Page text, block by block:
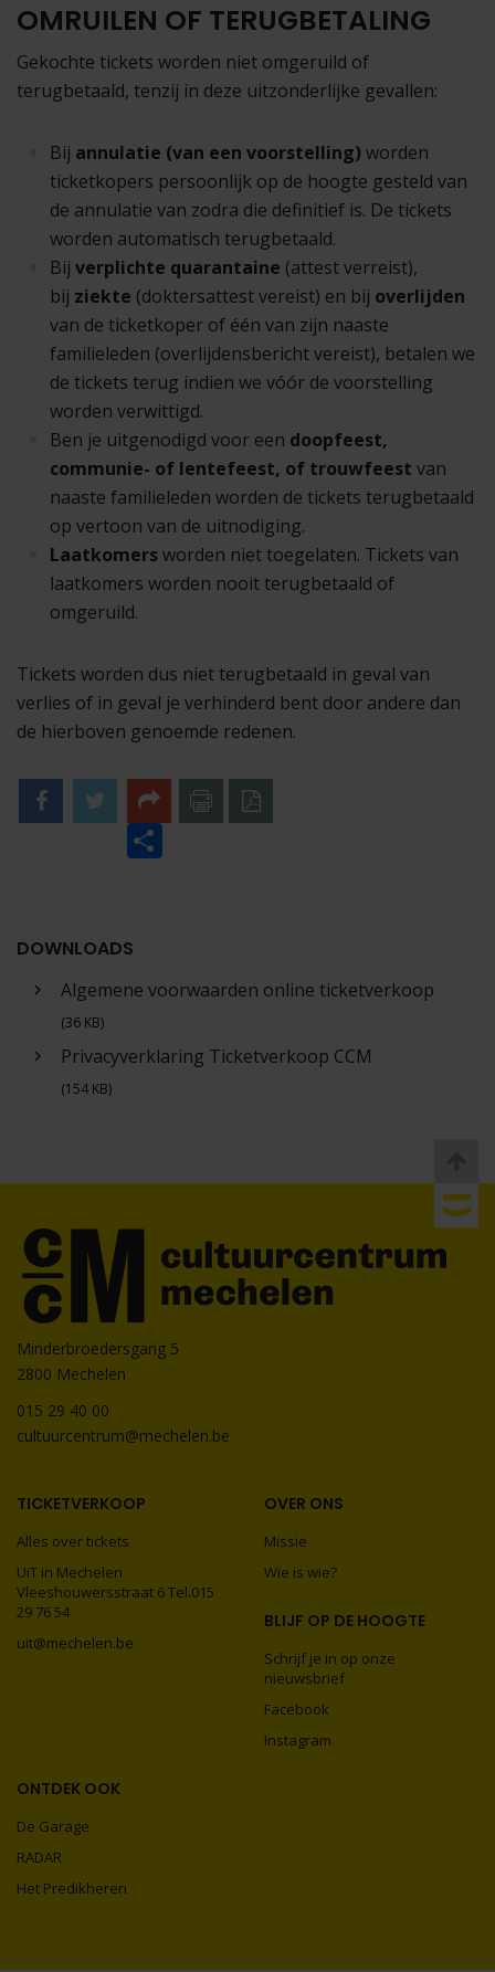
OMRUILEN OF TERUGBETALING
Gekochte tickets worden niet omgeruild of
terugbetaald, tenzij in deze uitzonderlijke gevallen:
Bij annulatie (van een voorstelling) worden
ticketkopers persoonlijk op de hoogte gesteld van
de annulatie van zodra die definitief is. De tickets
worden automatisch terugbetaald.
Bij verplichte quarantaine (attest verreist),
bij ziekte (doktersattest vereist) en bij overlijden
van de ticketkoper of één van zijn naaste
familieleden (overlijdensbericht vereist), betalen we
de tickets terug indien we vóór de voorstelling
worden verwittigd.
Ben je uitgenodigd voor een doopfeest,
communie- of lentefeest, of trouwfeest van
naaste familieleden worden de tickets terugbetaald
op vertoon van de uitnodiging.
Laatkomersworden niet toegelaten. Tickets van
laatkomers worden nooit terugbetaald of
omgeruild.
Tickets worden dus niet terugbetaald in geval van
verlies of in geval je verhinderd bent door andere dan
de hierboven genoemde redenen.
Twitter
DOWNLOADS
keyboard_arrow_right Algemene voorwaarden online ticketverkoop
(36 KB)
keyboard_arrow_right Privacyverklaring Ticketverkoop CCM
(154 KB)
Minderbroedersgang 5
2800 Mechelen
015 29 40 00
cultuurcentrum@mechelen.be
TICKETVERKOOP
Alles over tickets
UiT in Mechelen
Vleeshouwersstraat 6 Tel.015
29 76 54
uit@mechelen.be
OVER ONS
Missie
Wie is wie?
BLIJF OP DE HOOGTE
Schrijf je in op onze
nieuwsbrief
Facebook
Instagram
ONTDEK OOK
De Garage
RADAR
Het Predikheren